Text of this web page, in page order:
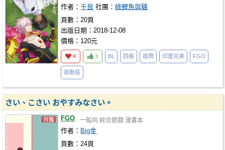
作者：千良 社團：綠鯉魚與驢
頁數：20頁
出版日期：2018-12-08
價格：120元
4 3 BL 四格 迦周 印度兄弟 FGO
迦勒底
さい、こさい おやすみなさい。
FGO 一般向 綜合遊戲 漫畫本
作者： Big金
頁數：24頁